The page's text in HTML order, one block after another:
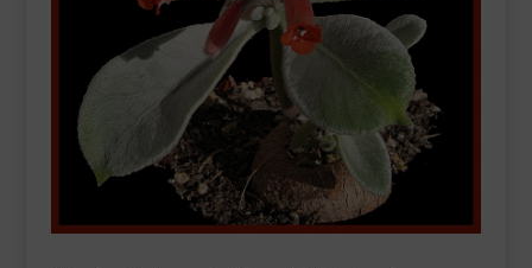
HORARIO GARDEN
CONTACTAR
___________________________